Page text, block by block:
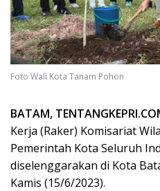
Foto Wali Kota Tanam Pohon
BATAM,
Kerja (Raker) Komisariat
Pemerintah Kota Seluruh
diselenggarakan di Kota
Kamis (15/6/2023).